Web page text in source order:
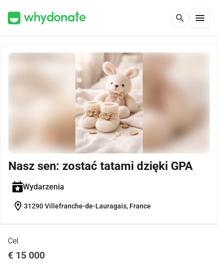
search menu
Nasz sen: zostać tatami dzięki GPA
Wydarzenia
location_on 31290 Villefranche-de-Lauragais, France
Cel
€ 15 000